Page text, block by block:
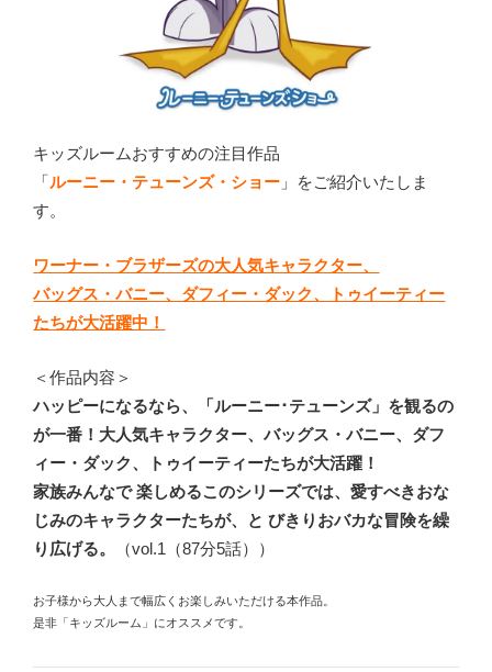
キッズルームおすすめの注目作品
「ルーニー・テューンズ・ショー 」をご紹介いたしま
す。
ワーナー・ブラザーズの大人気キャラクター、
バッグス・バニー、ダフィー・ダック、トゥイーティー
たちが大活躍中！
＜作品内容＞
ハッピーになるなら、「ルーニー･テューンズ」を観るの
が一番！大人気キャラクター、バッグス・バニー、ダフ
ィー・ダック、トゥイーティーたちが大活躍！
家族みんなで 楽しめるこのシリーズでは、愛すべきおな
じみのキャラクターたちが、と びきりおバカな冒険を繰
り広げる。
（vol.1（87分5話））
お子様から大人まで幅広くお楽しみいただける本作品。
是非「キッズルーム」にオススメです。